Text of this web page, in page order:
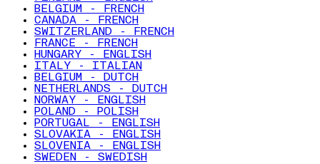
BELGIUM - FRENCH
CANADA - FRENCH
SWITZERLAND - FRENCH
FRANCE - FRENCH
HUNGARY - ENGLISH
ITALY - ITALIAN
BELGIUM - DUTCH
NETHERLANDS - DUTCH
NORWAY - ENGLISH
POLAND - POLISH
PORTUGAL - ENGLISH
SLOVAKIA - ENGLISH
SLOVENIA - ENGLISH
SWEDEN - SWEDISH